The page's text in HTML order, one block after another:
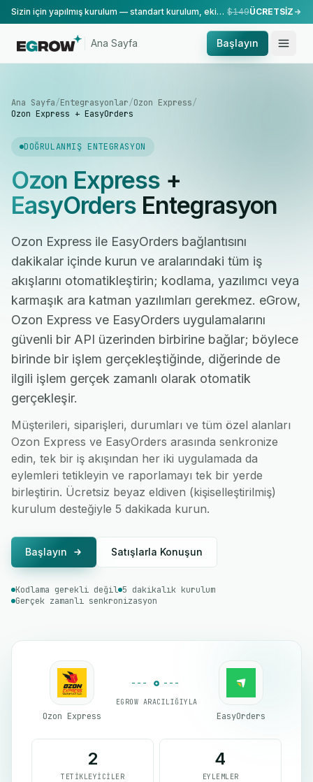
Sizin için yapılmış kurulum — standart kurulum, ekibimiz tarafından yapılır. $149ÜCRETSİZ
Ana Sayfa Başlayın
Ana Sayfa/Entegrasyonlar/Ozon Express/
Ozon Express + EasyOrders
DOĞRULANMIŞ ENTEGRASYON
Ozon Express+
EasyOrdersEntegrasyon
Ozon Express ile EasyOrders bağlantısını
dakikalar içinde kurun ve aralarındaki tüm iş
akışlarını otomatikleştirin; kodlama, yazılımcı veya
karmaşık ara katman yazılımları gerekmez. eGrow,
Ozon Express ve EasyOrders uygulamalarını
güvenli bir API üzerinden birbirine bağlar; böylece
birinde bir işlem gerçekleştiğinde, diğerinde de
ilgili işlem gerçek zamanlı olarak otomatik
gerçekleşir.
Müşterileri, siparişleri, durumları ve tüm özel alanları
Ozon Express ve EasyOrders arasında senkronize
edin, tek bir iş akışından her iki uygulamada da
eylemleri tetikleyin ve raporlamayı tek bir yerde
birleştirin. Ücretsiz beyaz eldiven (kişiselleştirilmiş)
kurulum desteğiyle 5 dakikada kurun.
Başlayın Satışlarla Konuşun
Kodlama gerekli değil 5 dakikalık kurulum
Gerçek zamanlı senkronizasyon
Ozon Express
EGROW ARACILIĞIYLA
EasyOrders
2
TETIKLEYICILER
4
EYLEMLER